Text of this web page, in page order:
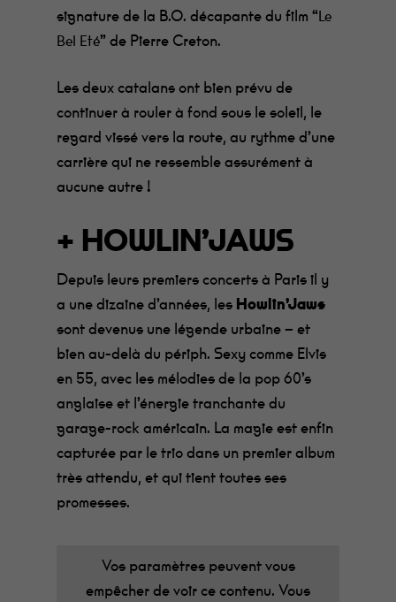
signature de la B.O. décapante du film “ Le
Bel Eté” de Pierre Creton.
Les deux catalans ont bien prévu de
continuer à rouler à fond sous le soleil, le
regard vissé vers la route, au rythme d’une
carrière qui ne ressemble assurément à
aucune autre !
+ HOWLIN’JAWS
Depuis leurs premiers concerts à Paris il y
a une dizaine d’années, les Howlin’Jaws
sont devenus une légende urbaine – et
bien au-delà du périph. Sexy comme Elvis
en 55, avec les mélodies de la pop 60’s
anglaise et l’énergie tranchante du
garage-rock américain. La magie est enfin
capturée par le trio dans un premier album
très attendu, et qui tient toutes ses
promesses.
Vos paramètres peuvent vous
empêcher de voir ce contenu. Vous